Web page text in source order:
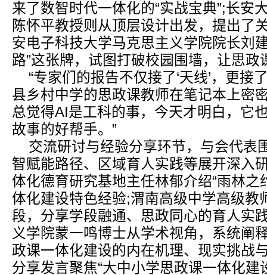
来了数智时代一体化的“实战宝典”;长安
陈怀平教授则从顶层设计出发，提出了
安电子科技大学马克思主义学院院长刘
路”这张牌，试图打破校园围墙，让思政
“专家们的报告不仅接了‘天线’，更接
县乡村中学的思政课教师在笔记本上密
总觉得AI是工科的事，今天才明白，它
故事的好帮手。”
交流研讨与经验分享环节，与会代表
智赋能路径、区域育人实践等展开深入
体化德育研究基地主任林郁介绍“雨林之
体化建设特色经验;渭南高级中学高级教
段，分享学段融通、思政同心的育人实
义学院蒙一鸣博士从学术视角，系统阐
政课一体化建设的内在机理、现实挑战
分享发言聚焦“大中小学思政课一体化建